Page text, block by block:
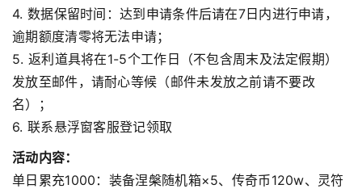
4. 数据保留时间：达到申请条件后请在7日内进行申请，
逾期额度清零将无法申请；
5. 返利道具将在1-5个工作日（不包含周末及法定假期）
发放至邮件，请耐心等候（邮件未发放之前请不要改
名）；
6. 联系悬浮窗客服登记领取
活动内容：
单日累充1000：装备涅槃随机箱×5、传奇币120w、灵符